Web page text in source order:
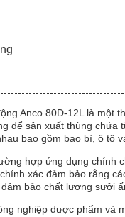
Anco 80D-12L là một
để sản xuất thùng chứa
bao gồm bao bì, ô tô
hợp ứng dụng chính
xác đảm bảo rằng
bảo chất lượng sưởi
nghiệp dược phẩm và